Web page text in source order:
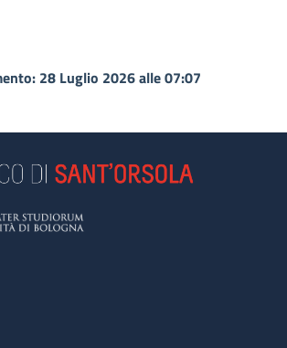
28 Luglio 2026 alle 07:07